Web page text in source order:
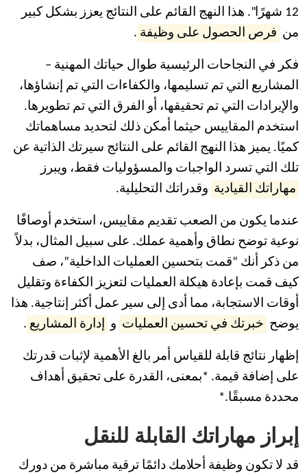
12 شهرًا”. هذا النهج القائم على النتائج يعزز بشكل كبير
من فرص الحصول على وظيفة .
فكر في النجاحات الرئيسية طوال حياتك المهنية –
المشاريع التي تم تسليمها، والكفاءات التي تم إنشاؤها،
والإيرادات التي تم تحقيقها، أو الفرق التي تم تطويرها.
استخدم المقاييس حيثما أمكن ذلك لتحديد مساهماتك
كميًا. يميز هذا النهج القائم على النتائج سيرتك الذاتية عن
تلك التي تسرد الواجبات والمسؤوليات فقط، ويبرز
مهاراتك القيادية وقدراتك التحليلية.
عندما يكون من الصعب تقديم مقاييس، استخدم أوصافًا
نوعية توضح نطاق وأهمية عملك. على سبيل المثال، بدلاً
من ذكر أنك “قمت بتحسين العمليات الداخلية”، صف
كيف قمت بإعادة هيكلة العمليات لتعزيز الكفاءة وتقليل
أوقات الاستجابة، مما أدى إلى سير عمل أكثر إنتاجية. هذا
يوضح خبرتك في تحسين العمليات و إدارة المشاريع .
إظهار نتائج قابلة للقياس أمر بالغ الأهمية لإثبات قدرتك
على إضافة قيمة. *بمعنى، القدرة على تحقيق أهداف
محددة مسبقًا.*
إبراز مهاراتك القابلة للنقل
قد لا تكون وظيفة أحلامك دائمًا ترقية مباشرة من دورك